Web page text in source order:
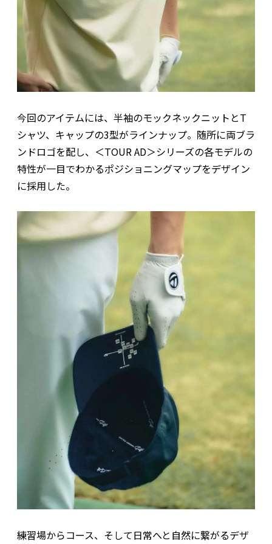
今回のアイテムには、半袖のモックネックニットとT
シャツ、キャップの3型がラインナップ。随所に両ブラ
ンドロゴを配し、＜TOUR AD＞シリーズの各モデルの
特性が一目でわかるポジショニングマップをデザイン
に採用した。
練習場からコース、そして日常へと自然に繋がるデザ